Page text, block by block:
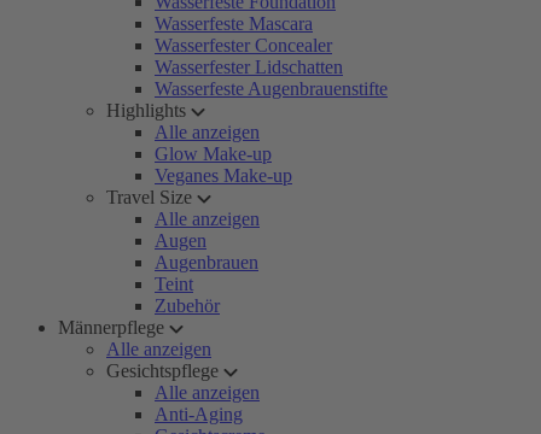
Wasserfeste Mascara
Wasserfester Concealer
Wasserfester Lidschatten
Wasserfeste Augenbrauenstifte
Highlights
Alle anzeigen
Glow Make-up
Veganes Make-up
Travel Size
Alle anzeigen
Augen
Augenbrauen
Teint
Zubehör
Männerpflege
Alle anzeigen
Gesichtspflege
Alle anzeigen
Anti-Aging